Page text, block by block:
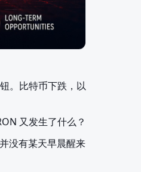
。比特币下跌，以
又发生了什么？
没有某天早晨醒来